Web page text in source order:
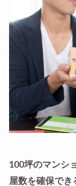
100坪のマンシ
屋数を確保でき